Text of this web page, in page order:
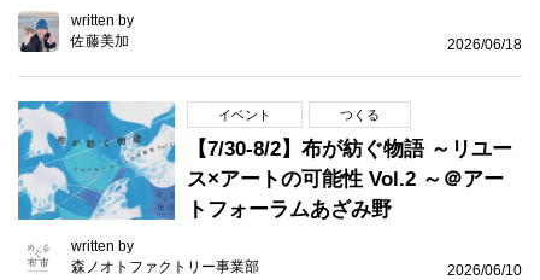
written by
佐藤美加
2026/06/18
イベント つくる
【7/30-8/2】布が紡ぐ物語 ～リユー
ス×アートの可能性 Vol.2 ～＠アー
トフォーラムあざみ野
written by
森ノオトファクトリー事業部
2026/06/10